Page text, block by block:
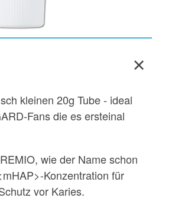
kleinen 20g Tube - ideal
Fans die es ersteinal
wie der Name schon
Konzentration für
vor Karies.